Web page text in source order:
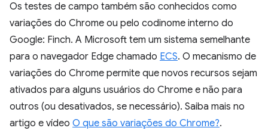
Os testes de campo também são conhecidos como
variações do Chrome ou pelo codinome interno do
Google: Finch. A Microsoft tem um sistema semelhante
para o navegador Edge chamado ECS. O mecanismo de
variações do Chrome permite que novos recursos sejam
ativados para alguns usuários do Chrome e não para
outros (ou desativados, se necessário). Saiba mais no
artigo e vídeo O que são variações do Chrome?.